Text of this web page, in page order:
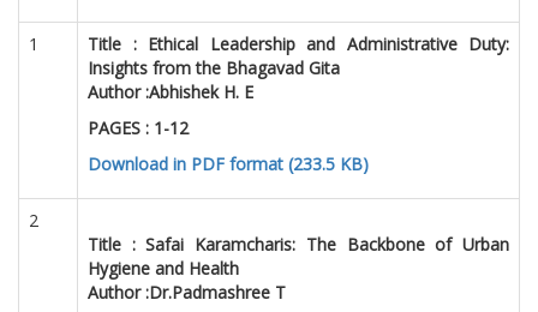
1 Title : Ethical Leadership and Administrative Duty:
Insights from the Bhagavad Gita
Author :Abhishek H. E
PAGES : 1-12
Download in PDF format (233.5 KB)
2
Title :Safai Karamcharis: The Backbone of Urban
Hygiene and Health
Author :Dr.Padmashree T